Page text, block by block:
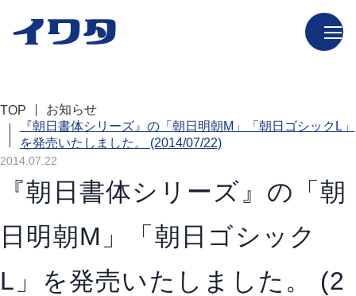
TOP
お知らせ
『朝日書体シリーズ』の「朝日明朝M」「朝日ゴシックL」
を発売いたしました。 (2014/07/22)
2014.07.22
『朝日書体シリーズ』の「朝
日明朝M」「朝日ゴシック
L」を発売いたしました。 (2